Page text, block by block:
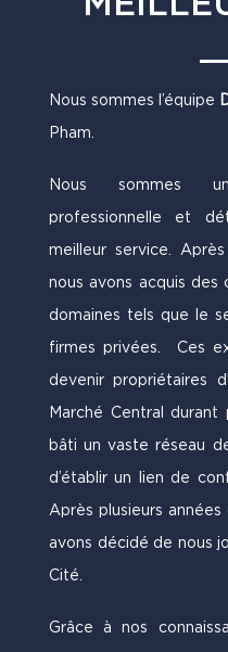
Nous sommes l’équipe
Pham.
Nous sommes
professionnelle et
meilleur service.
nous avons acquis des
domaines tels que le
firmes privées. Ces
devenir propriétaires
Marché Central
bâti un vaste réseau
d’établir un lien de
Après plusieurs
avons décidé de nous
Cité.
Grâce à nos